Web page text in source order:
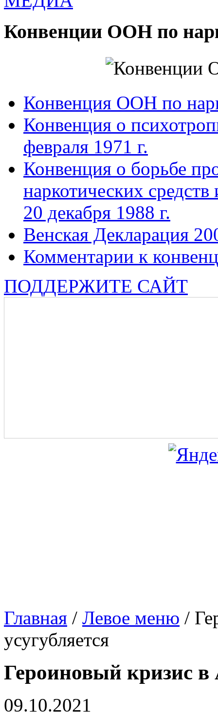
Конвенции ООН по
Конвенция ООН по
Конвенция о
февраля 1971 г.
Конвенция о борьбе
наркотических
20 декабря 1988 г.
Венская Декларация
Комментарии к
ПОДДЕРЖИТЕ САЙТ
Главная / Левое меню /
усугубляется
Героиновый кризис в
09.10.2021